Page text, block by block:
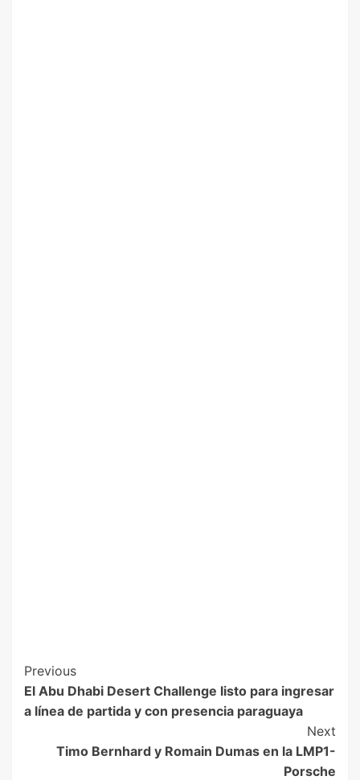
Previous
El Abu Dhabi Desert Challenge listo para ingresar
a línea de partida y con presencia paraguaya
Next
Timo Bernhard y Romain Dumas en la LMP1-
Porsche